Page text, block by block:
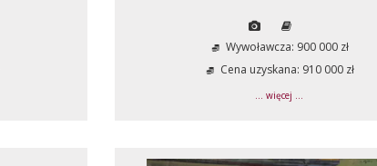
Wywoławcza: 900 000 zł
Cena uzyskana: 910 000 zł
... więcej ...